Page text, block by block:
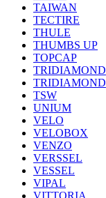
TAIWAN
TECTIRE
THULE
THUMBS UP
TOPCAP
TRIDIAMOND
TRIDIAMOND
TSW
UNIUM
VELO
VELOBOX
VENZO
VERSSEL
VESSEL
VIPAL